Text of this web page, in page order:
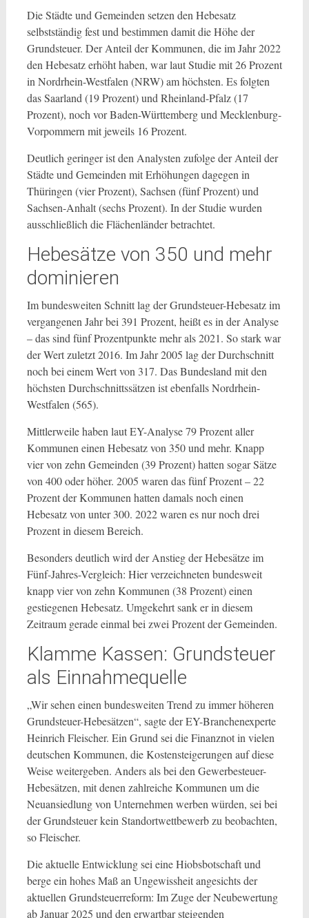
Die Städte und Gemeinden setzen den Hebesatz
selbstständig fest und bestimmen damit die Höhe der
Grundsteuer. Der Anteil der Kommunen, die im Jahr 2022
den Hebesatz erhöht haben, war laut Studie mit 26 Prozent
in Nordrhein-Westfalen (NRW) am höchsten. Es folgten
das Saarland (19 Prozent) und Rheinland-Pfalz (17
Prozent), noch vor Baden-Württemberg und Mecklenburg-
Vorpommern mit jeweils 16 Prozent.
Deutlich geringer ist den Analysten zufolge der Anteil der
Städte und Gemeinden mit Erhöhungen dagegen in
Thüringen (vier Prozent), Sachsen (fünf Prozent) und
Sachsen-Anhalt (sechs Prozent). In der Studie wurden
ausschließlich die Flächenländer betrachtet.
Hebesätze von 350 und mehr
dominieren
Im bundesweiten Schnitt lag der Grundsteuer-Hebesatz im
vergangenen Jahr bei 391 Prozent, heißt es in der Analyse
– das sind fünf Prozentpunkte mehr als 2021. So stark war
der Wert zuletzt 2016. Im Jahr 2005 lag der Durchschnitt
noch bei einem Wert von 317. Das Bundesland mit den
höchsten Durchschnittssätzen ist ebenfalls Nordrhein-
Westfalen (565).
Mittlerweile haben laut EY-Analyse 79 Prozent aller
Kommunen einen Hebesatz von 350 und mehr. Knapp
vier von zehn Gemeinden (39 Prozent) hatten sogar Sätze
von 400 oder höher. 2005 waren das fünf Prozent – 22
Prozent der Kommunen hatten damals noch einen
Hebesatz von unter 300. 2022 waren es nur noch drei
Prozent in diesem Bereich.
Besonders deutlich wird der Anstieg der Hebesätze im
Fünf-Jahres-Vergleich: Hier verzeichneten bundesweit
knapp vier von zehn Kommunen (38 Prozent) einen
gestiegenen Hebesatz. Umgekehrt sank er in diesem
Zeitraum gerade einmal bei zwei Prozent der Gemeinden.
Klamme Kassen: Grundsteuer
als Einnahmequelle
„Wir sehen einen bundesweiten Trend zu immer höheren
Grundsteuer-Hebesätzen“, sagte der EY-Branchenexperte
Heinrich Fleischer. Ein Grund sei die Finanznot in vielen
deutschen Kommunen, die Kostensteigerungen auf diese
Weise weitergeben. Anders als bei den Gewerbesteuer-
Hebesätzen, mit denen zahlreiche Kommunen um die
Neuansiedlung von Unternehmen werben würden, sei bei
der Grundsteuer kein Standortwettbewerb zu beobachten,
so Fleischer.
Die aktuelle Entwicklung sei eine Hiobsbotschaft und
berge ein hohes Maß an Ungewissheit angesichts der
aktuellen Grundsteuerreform: Im Zuge der Neubewertung
ab Januar 2025 und den erwartbar steigenden